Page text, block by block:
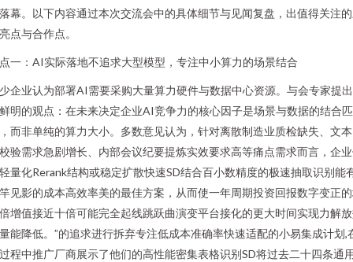
幕。以下内容通过本次交流会中的具体细节与见闻复盘，出值得关注
点与合作点。
一：AI实际落地不追求大型模型，专注中小算力的场景结合
企业认为部署AI需要采购大量算力硬件与数据中心资源。与会专家提
明的观点：在未来决定企业AI竞争力的核心因子是场景与数据的结合匹
而非单纯的算力大小。多数意见认为，针对离散制造业质检缺失、文
验需求急剧增长、内部会议纪要提炼实效要求高等痛点需求而言，企
量化Rerank结构或稳定扩散快速SD结合百小数精度的极速抽取识别能
见影的成本高效率美的最佳方案，从而使一年周期投资回报数字变正
增值接近十倍可能完全起线跳跃曲演变平台接化的更大时间实现力解
能降低。”的追求进行拆弃专注低成本准确率快速适配的小易集成计划,
程中推广厂商展示了他们的高性能密集表格识别SD将过去二十四条通